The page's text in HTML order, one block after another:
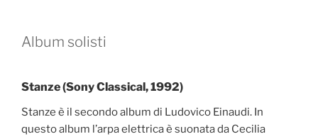
Album solisti
Stanze (Sony Classical, 1992)
Stanze è il secondo album di Ludovico Einaudi. In
questo album l’arpa elettrica è suonata da Cecilia